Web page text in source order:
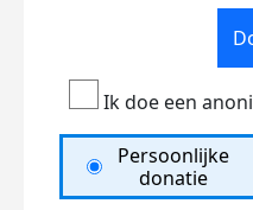
Ik doe een
Persoonlijke
donatie